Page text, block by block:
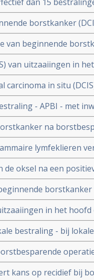
copy 1
borstkanker
optreed maar
vrouwen die alleen
van beginnende
en
cosmetische effecten
van uitzaaiingen in
betere kwaliteit van
carcinoma in situ
Maar ook
brengen blijkt uit
- APBI - met
iets meer kans op
nana
lymfeklieren
uitzaaiingen bij
oksel na een
problemen in
overlevingskansen
in het
levensduur en
is effect zeer hoog.
bestraling - bij
I en II beschermt
totale
en geeft grotere
borstkankerpatienten
kans op recidief bij